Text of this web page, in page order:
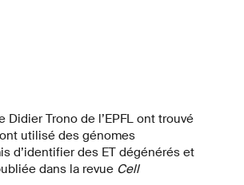
Trono de l’EPFL ont trouvé
utilisé des génomes
d’identifier des ET dégénérés et
dans la revue Cell